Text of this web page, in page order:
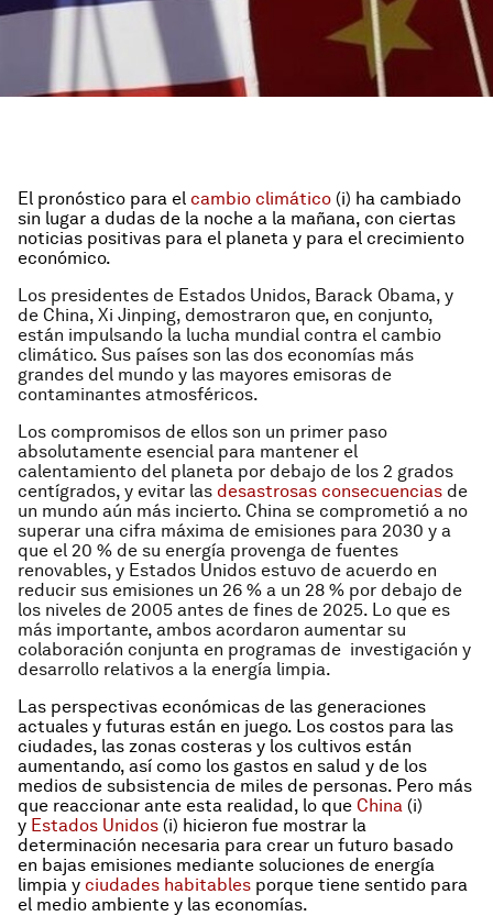
El pronóstico para el cambio climático (i) ha cambiado
sin lugar a dudas de la noche a la mañana, con ciertas
noticias positivas para el planeta y para el crecimiento
económico.
Los presidentes de Estados Unidos, Barack Obama, y
de China, Xi Jinping, demostraron que, en conjunto,
están impulsando la lucha mundial contra el cambio
climático. Sus países son las dos economías más
grandes del mundo y las mayores emisoras de
contaminantes atmosféricos.
Los compromisos de ellos son un primer paso
absolutamente esencial para mantener el
calentamiento del planeta por debajo de los 2 grados
centígrados, y evitar las desastrosas consecuencias de
un mundo aún más incierto. China se comprometió a no
superar una cifra máxima de emisiones para 2030 y a
que el 20 % de su energía provenga de fuentes
renovables, y Estados Unidos estuvo de acuerdo en
reducir sus emisiones un 26 % a un 28 % por debajo de
los niveles de 2005 antes de fines de 2025. Lo que es
más importante, ambos acordaron aumentar su
colaboración conjunta en programas de investigación y
desarrollo relativos a la energía limpia.
Las perspectivas económicas de las generaciones
actuales y futuras están en juego. Los costos para las
ciudades, las zonas costeras y los cultivos están
aumentando, así como los gastos en salud y de los
medios de subsistencia de miles de personas. Pero más
que reaccionar ante esta realidad, lo que China (i)
y Estados Unidos (i) hicieron fue mostrar la
determinación necesaria para crear un futuro basado
en bajas emisiones mediante soluciones de energía
limpia y ciudades habitables porque tiene sentido para
el medio ambiente y las economías.